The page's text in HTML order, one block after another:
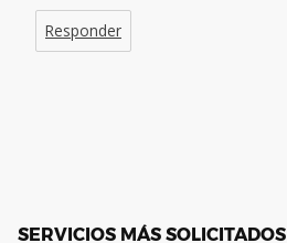
Responder
SERVICIOS MÁS SOLICITADOS